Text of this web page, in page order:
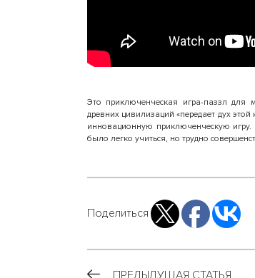
Это приключенческая игра-паззл для
древних цивилизаций «передает дух
инновационную приключенческую
было легко учиться, но трудно
Поделиться
ПРЕДЫДУЩАЯ СТАТЬЯ